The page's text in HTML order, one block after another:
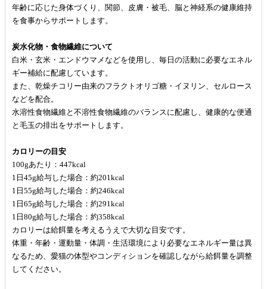
年齢に応じた身体づくり、関節、皮膚・被毛、脳と神経系の健康維持
を食事からサポートします。
炭水化物・食物繊維について
白米・玄米・エンドウマメなどを使用し、毎日の活動に必要なエネル
ギー補給に配慮しています。
また、乾燥チコリー由来のフラクトオリゴ糖・イヌリン、セルロース
などを配合。
水溶性食物繊維と不溶性食物繊維のバランスに配慮し、健康的な便通
と毛玉の排出をサポートします。
カロリーの目安
100gあたり：447kcal
1日45g給与した場合：約201kcal
1日55g給与した場合：約246kcal
1日65g給与した場合：約291kcal
1日80g給与した場合：約358kcal
カロリーは給餌量を考えるうえで大切な目安です。
体重・年齢・運動量・体調・生活環境により必要なエネルギー量は異
なるため、愛猫の体型やコンディションを確認しながら給餌量を調整
してください。